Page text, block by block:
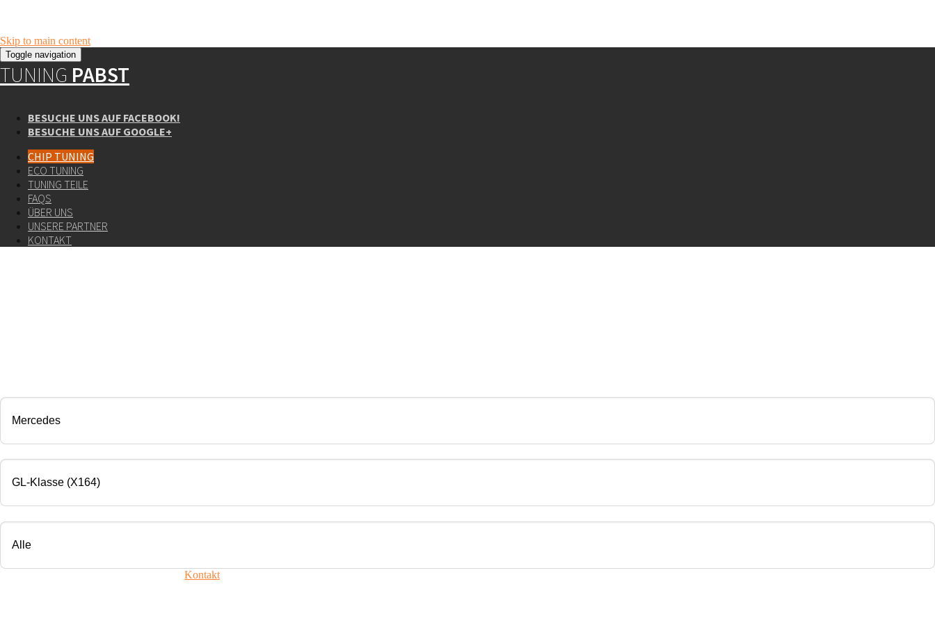
Skip to main content
Toggle navigation
TUNING PABST
BESUCHE UNS AUF FACEBOOK!
BESUCHE UNS AUF GOOGLE+
CHIP TUNING
ECO TUNING
TUNING TEILE
FAQS
ÜBER UNS
UNSERE PARTNER
KONTAKT
Kontakt